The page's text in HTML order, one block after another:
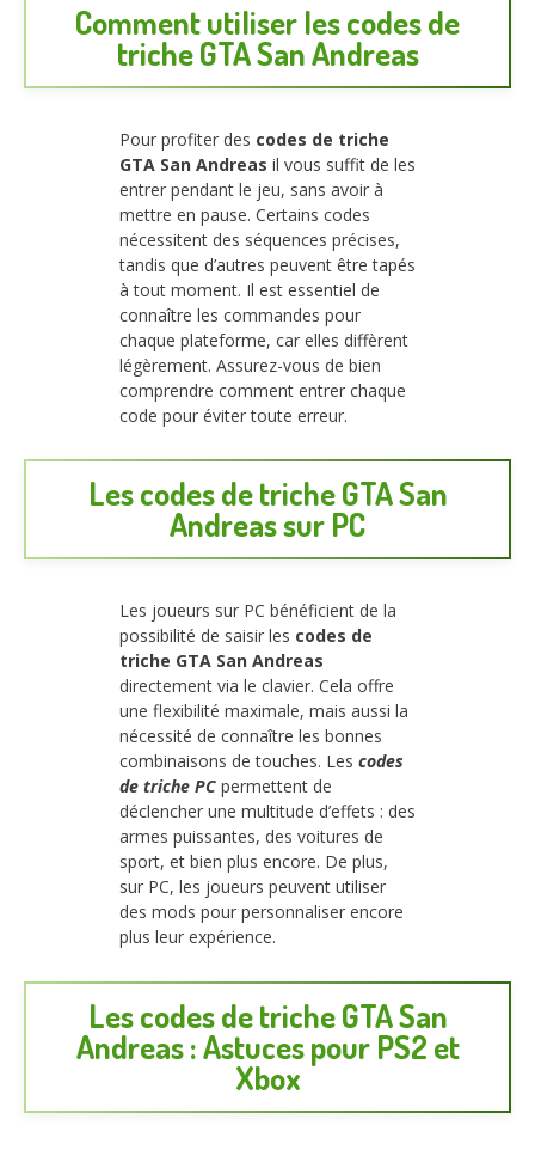
Comment utiliser les codes de
triche GTA San Andreas
Pour profiter des codes de triche
GTA San Andreas il vous suffit de les
entrer pendant le jeu, sans avoir à
mettre en pause. Certains codes
nécessitent des séquences précises,
tandis que d’autres peuvent être tapés
à tout moment. Il est essentiel de
connaître les commandes pour
chaque plateforme, car elles diffèrent
légèrement. Assurez-vous de bien
comprendre comment entrer chaque
code pour éviter toute erreur.
Les codes de triche GTA San
Andreas sur PC
Les joueurs sur PC bénéficient de la
possibilité de saisir les codes de
triche GTA San Andreas
directement via le clavier. Cela offre
une flexibilité maximale, mais aussi la
nécessité de connaître les bonnes
combinaisons de touches. Les codes
de triche PC permettent de
déclencher une multitude d’effets : des
armes puissantes, des voitures de
sport, et bien plus encore. De plus,
sur PC, les joueurs peuvent utiliser
des mods pour personnaliser encore
plus leur expérience.
Les codes de triche GTA San
Andreas : Astuces pour PS2 et
Xbox